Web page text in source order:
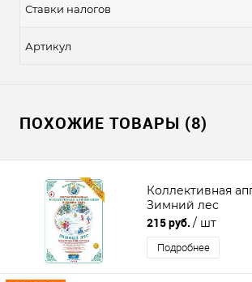
Ставки налогов
Артикул
ПОХОЖИЕ ТОВАРЫ (8)
Коллективная
Зимний лес
215 руб. / шт
Подробнее